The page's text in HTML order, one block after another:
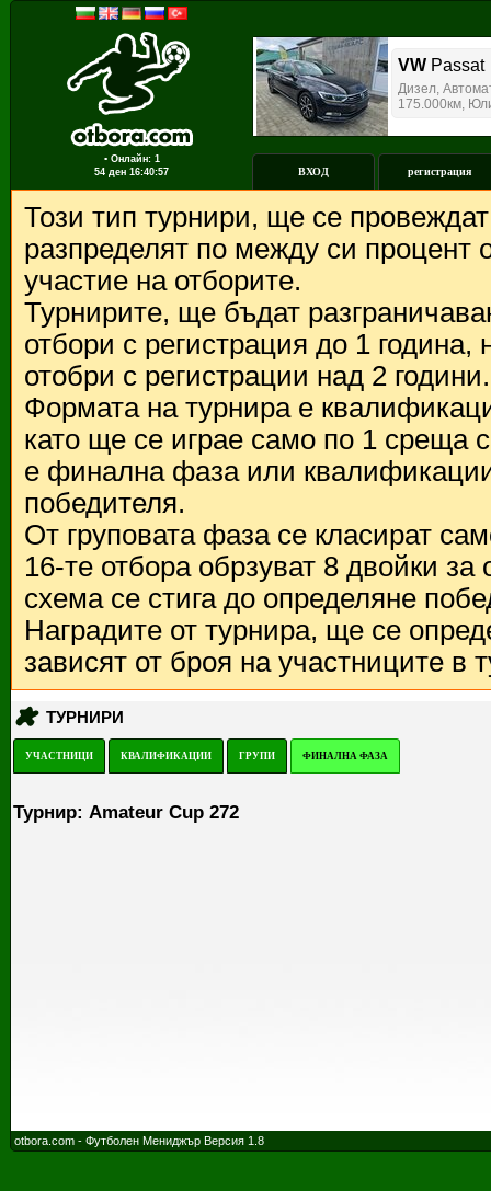
▪ Онлайн: 1
54 ден 16:40:57 ВХОД регистрация
Този тип турнири, ще се
разпределят по между си процент
участие на отборите.
Турнирите, ще бъдат
отбори с регистрация до 1
отобри с регистрации над 2 години.
Формата на турнира е
като ще се играе само по 1 среща
е финална фаза или
победителя.
От груповата фаза се класират
16-те отбора обрзуват 8 двойки
схема се стига до определяне
Наградите от турнира, ще се
зависят от броя на участниците в
ТУРНИРИ
УЧАСТНИЦИ КВАЛИФИКАЦИИ ГРУПИ ФИНАЛНА ФАЗА
Турнир: Amateur Cup 272
otbora.com - Футболен Мениджър Версия 1.8